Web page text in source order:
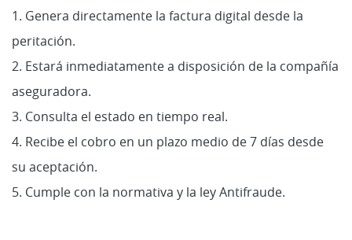
1. Genera directamente la factura digital desde la
peritación.
2. Estará inmediatamente a disposición de la compañía
aseguradora.
3. Consulta el estado en tiempo real.
4. Recibe el cobro en un plazo medio de 7 días desde
su aceptación.
5. Cumple con la normativa y la ley Antifraude.